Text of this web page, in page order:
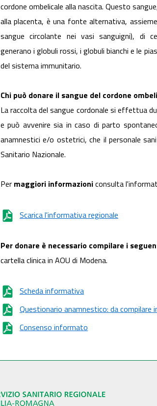
cordone ombelicale alla nascita. Questo
alla placenta, è una fonte alternativa,
sangue circolante nei vasi sanguigni), di
generano i globuli rossi, i globuli bianchi e le
del sistema immunitario.
Chi può donare il sangue del cordone
La raccolta del sangue cordonale si effettua
e può avvenire sia in caso di parto
anamnestici e/o ostetrici, che il personale
Sanitario Nazionale.
Per maggiori informazioniconsulta
Scarica l'informativa regionale
Per donare è necessario compilare i
cartella clinica in AOU di Modena.
Scheda informativa
Questionario anamnestico: da compilare
Consenso informato